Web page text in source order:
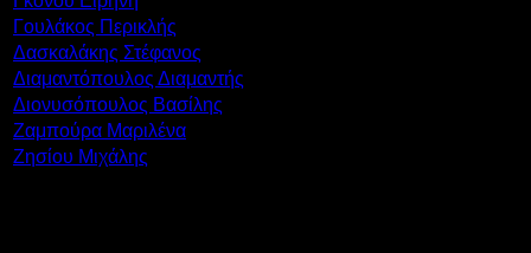
Γουλάκος Περικλής
Δασκαλάκης Στέφανος
Διαμαντόπουλος Διαμαντής
Διονυσόπουλος Βασίλης
Ζαμπούρα Μαριλένα
Ζησίου Μιχάλης